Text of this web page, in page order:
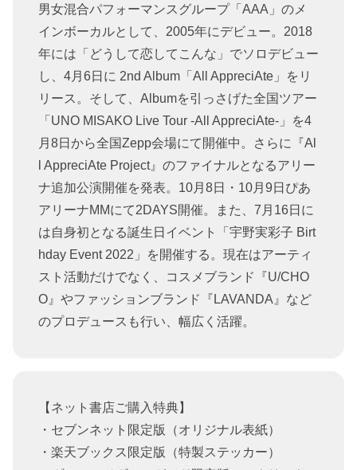
男女混合パフォーマンスグループ「AAA」のメ
インボーカルとして、2005年にデビュー。2018
年には「どうして恋してこんな」でソロデビュー
し、4月6日に 2nd Album「All AppreciAte」をリ
リース。そして、Albumを引っさげた全国ツアー
「UNO MISAKO Live Tour -All AppreciAte-」を4
月8日から全国Zepp会場にて開催中。さらに『Al
l AppreciAte Project』のファイナルとなるアリー
ナ追加公演開催を発表。10月8日・10月9日ぴあ
アリーナMMにて2DAYS開催。また、7月16日に
は自身初となる誕生日イベント「宇野実彩子 Birt
hday Event 2022」を開催する。現在はアーティ
スト活動だけでなく、コスメブランド『U/CHO
O』やファッションブランド『LAVANDA』など
のプロデュースも行い、幅広く活躍。
【ネット書店ご購入特典】
・セブンネット限定版（オリジナル表紙）
・楽天ブックス限定版（特製ステッカー）